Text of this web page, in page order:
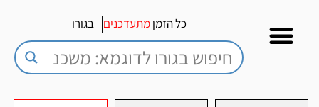
כל הזמןמתעדכנים בגורו